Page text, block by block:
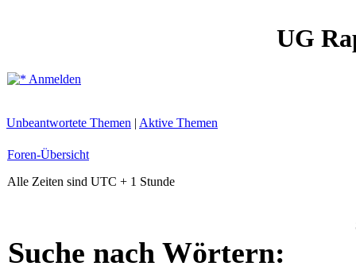
UG
Anmelden
Unbeantwortete Themen | Aktive Themen
Foren-Übersicht
Alle Zeiten sind UTC + 1 Stunde
Suche nach Wörtern: